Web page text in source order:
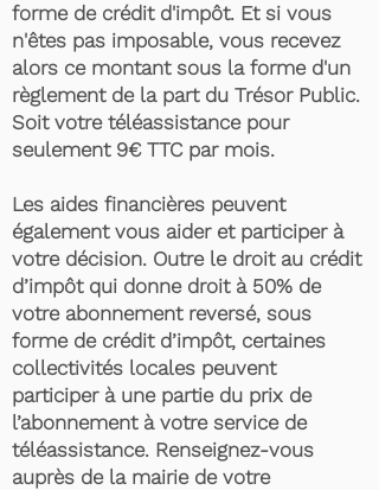
forme de crédit d'impôt. Et si vous
n'êtes pas imposable, vous recevez
alors ce montant sous la forme d'un
règlement de la part du Trésor Public.
Soit votre téléassistance pour
seulement 9€ TTC par mois.
Les aides financières peuvent
également vous aider et participer à
votre décision. Outre le droit au crédit
d’impôt qui donne droit à 50% de
votre abonnement reversé, sous
forme de crédit d’impôt, certaines
collectivités locales peuvent
participer à une partie du prix de
l’abonnement à votre service de
téléassistance. Renseignez-vous
auprès de la mairie de votre